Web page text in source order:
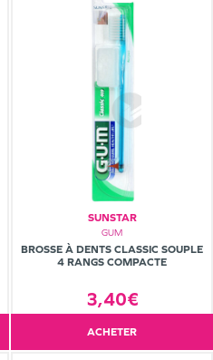
SUNSTAR
GUM
BROSSE À DENTS CLASSIC SOUPLE
4 RANGS COMPACTE
3,40€
ACHETER